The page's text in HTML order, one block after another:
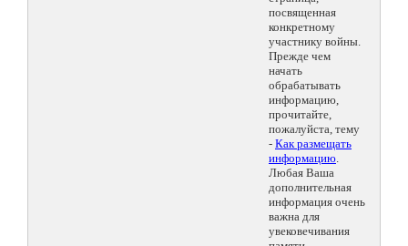
посвященная
конкретному
участнику войны.
Прежде чем
начать
обрабатывать
информацию,
прочитайте,
пожалуйста, тему
- Как размещать
информацию.
Любая Ваша
дополнительная
информация очень
важна для
увековечивания